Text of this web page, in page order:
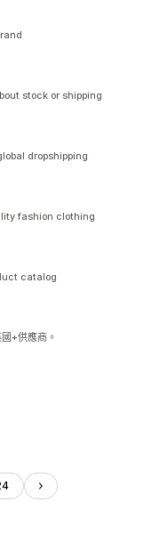
stock or shipping
dropshipping
fashion clothing
catalog
+供應商。